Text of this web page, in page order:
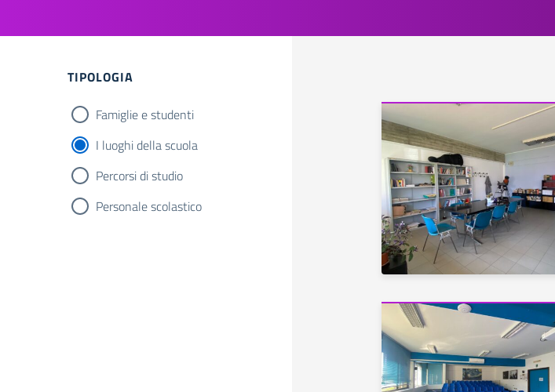
Filtri
TIPOLOGIA
Famiglie e studenti
I luoghi della scuola
Percorsi di studio
Personale scolastico